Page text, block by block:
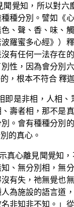
覺知，所以對
種分別。譬如《
、聲、香、味、
羅蜜多心經》）
有任何一法存在
性，因為會分別
，根本不符合 釋
即是非相，人相
壽者相，那不是
。會有種種分別
的真心。
真心離見聞覺知
、無分別相，無
有失，祂無覺也
為施設的語言道
非知非不知。」